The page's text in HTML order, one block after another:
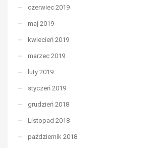
czerwiec 2019
maj 2019
kwiecień 2019
marzec 2019
luty 2019
styczeń 2019
grudzień 2018
Listopad 2018
październik 2018